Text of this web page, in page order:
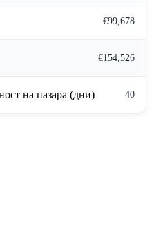
€99,678
€154,526
на пазара (дни) 40